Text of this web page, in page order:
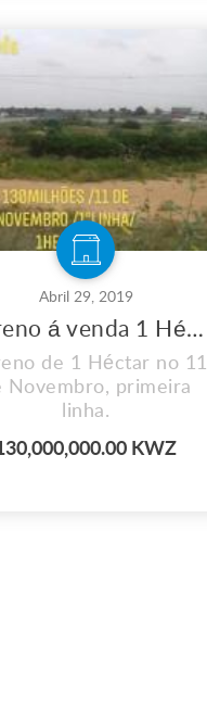
Abril 29, 2019
Terreno á venda 1 Héctar
de 1 Héctar no 11
Novembro, primeira
linha.
KWZ